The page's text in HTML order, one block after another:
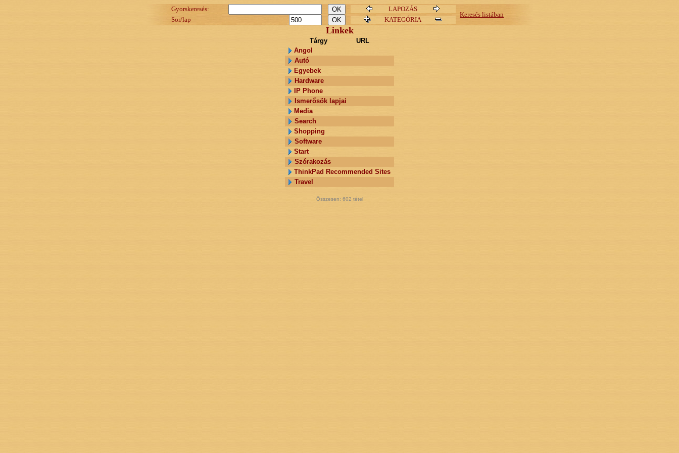
Gyorskeresés: LAPOZÁS
Keresés listában
Sor/lap KATEGÓRIA
Linkek
Tárgy
URL
Angol
Autó
Egyebek
Hardware
IP Phone
Ismerősök lapjai
Media
Search
Shopping
Software
Start
Szórakozás
ThinkPad Recommended Sites
Travel
Összesen: 602 tétel